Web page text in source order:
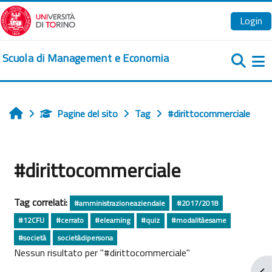
Vai al contenuto principale
Login
Scuola di Management e Economia
HomePagine del sito Tag #dirittocommerciale
#dirittocommerciale
Tag correlati: #amministrazioneaziendale
#2017/2018
#12CFU
#cerrato #elearning #quiz
#modalitàesame
#società
societàdipersona
Nessun risultato per "#dirittocommerciale"